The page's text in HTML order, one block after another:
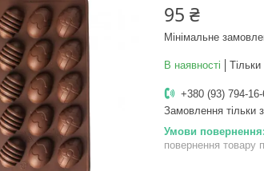
95 ₴
Мінімальне
В наявності
+380 (93) 794-
Замовлення тільки
повернення товару